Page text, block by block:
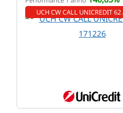
UCH CW CALL UNICREDIT